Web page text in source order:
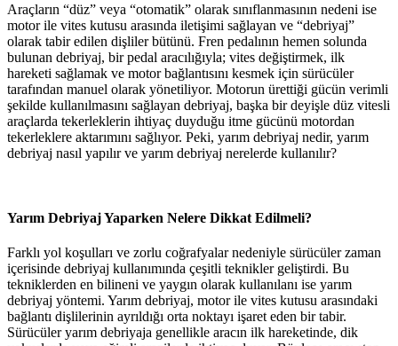
Araçların “düz” veya “otomatik” olarak sınıflanmasının nedeni ise
motor ile vites kutusu arasında iletişimi sağlayan ve “debriyaj”
olarak tabir edilen dişliler bütünü. Fren pedalının hemen solunda
bulunan debriyaj, bir pedal aracılığıyla; vites değiştirmek, ilk
hareketi sağlamak ve motor bağlantısını kesmek için sürücüler
tarafından manuel olarak yönetiliyor. Motorun ürettiği gücün verimli
şekilde kullanılmasını sağlayan debriyaj, başka bir deyişle düz vitesli
araçlarda tekerleklerin ihtiyaç duyduğu itme gücünü motordan
tekerleklere aktarımını sağlıyor. Peki, yarım debriyaj nedir, yarım
debriyaj nasıl yapılır ve yarım debriyaj nerelerde kullanılır?
Yarım Debriyaj Yaparken Nelere Dikkat Edilmeli?
Farklı yol koşulları ve zorlu coğrafyalar nedeniyle sürücüler zaman
içerisinde debriyaj kullanımında çeşitli teknikler geliştirdi. Bu
tekniklerden en bilineni ve yaygın olarak kullanılanı ise yarım
debriyaj yöntemi. Yarım debriyaj, motor ile vites kutusu arasındaki
bağlantı dişlilerinin ayrıldığı orta noktayı işaret eden bir tabir.
Sürücüler yarım debriyaja genellikle aracın ilk hareketinde, dik